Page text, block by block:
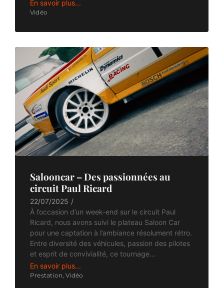
En savoir plus...
Vidéo
Salooncar – Des passionnées au
circuit Paul Ricard
22/07/2025 /
À l’occasion d’un week-end sur le circuit Paul
Ricard, nous avons suivi le plateau Saloon Car
pour une captation à l’ambiance résolument rétro.
Entre diversité des véhicules, passion des pilotes
et esprit de convivialité, ce tournage...
En savoir plus...
Prestation, Vidéo